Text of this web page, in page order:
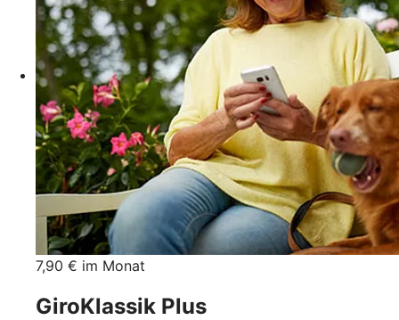
7,90 € im Monat
GiroKlassik Plus